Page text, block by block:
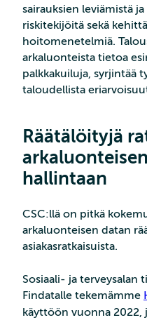
sairauksien leviämistä
riskitekijöitä sekä
hoitomenetelmiä.
arkaluonteista tietoa
palkkakuiluja, syrjintää
taloudellista
Räätälöityjä
hallintaan
CSC:llä on pitkä
arkaluonteisen datan
asiakasratkaisuista.
Sosiaali- ja terveysalan
Findatalle tekemämme
käyttöön vuonna 2022,